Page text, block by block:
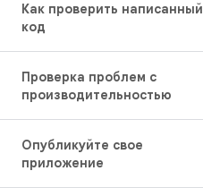
Как проверить написанный
код
Проверка проблем с
производительностью
Опубликуйте свое
приложение